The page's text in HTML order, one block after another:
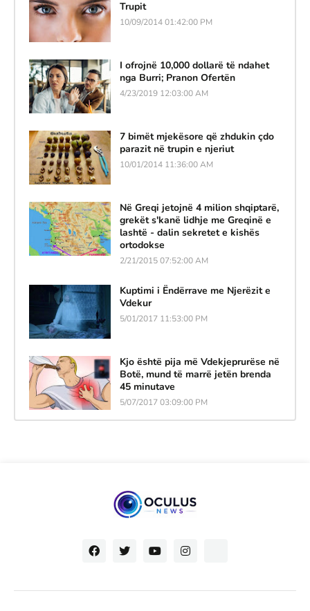
Trupit
10/09/2014 01:42:00 PM
I ofrojnë 10,000 dollarë të ndahet
nga Burri; Pranon Ofertën
4/23/2019 12:03:00 AM
7 bimët mjekësore që zhdukin çdo
parazit në trupin e njeriut
10/01/2014 11:36:00 AM
Në Greqi jetojnë 4 milion shqiptarë,
grekët s'kanë lidhje me Greqinë e
lashtë - dalin sekretet e kishës
ortodokse
2/21/2015 07:52:00 AM
Kuptimi i Ëndërrave me Njerëzit e
Vdekur
5/01/2017 11:53:00 PM
Kjo është pija më Vdekjeprurëse në
Botë, mund të marrë jetën brenda
45 minutave
5/07/2017 03:09:00 PM